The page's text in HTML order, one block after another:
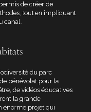
de créer de
tout en impliquant
canal.
du parc
bénévolat pour la
de vidéos éducatives
la grande
énorme projet qui